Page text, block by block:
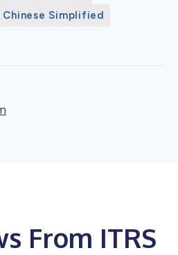
Chinese Simplified
From ITRS